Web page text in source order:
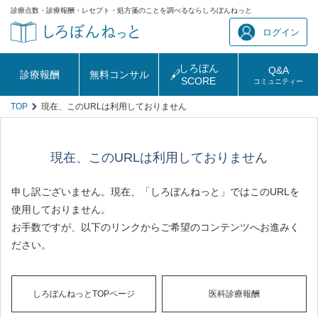
診療点数・診療報酬・レセプト・処方箋のことを調べるならしろぼんねっと
ログイン
診療報酬 無料コンサル
しろぼん
SCORE
Q&A
コミュニティー
TOP 現在、このURLは利用しておりません
現在、このURLは利用しておりません
申し訳ございません。現在、「しろぼんねっと」ではこのURLを
使用しておりません。
お手数ですが、以下のリンクからご希望のコンテンツへお進みく
ださい。
しろぼんねっとTOPページ 医科診療報酬